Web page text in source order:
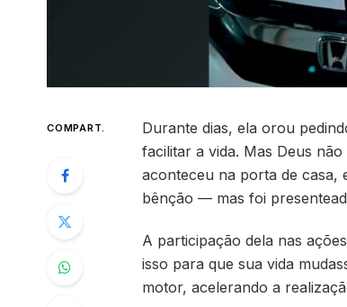
COMPART.
Durante dias, ela orou
facilitar a vida. Mas Deus
aconteceu na porta de casa,
bênção — mas foi
A participação dela nas
isso para que sua vida
motor, acelerando a